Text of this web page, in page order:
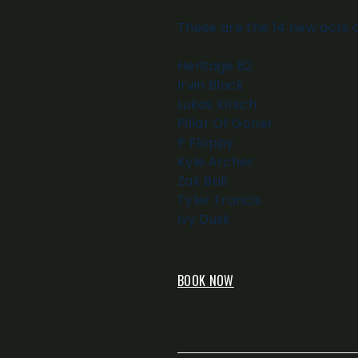
These are the 14 new acts
Heritage 82
Irvin Black
Lukas Kirsch
Pillar Of Goner
P Floppy
Kyle Archer
Zak Ball
Tyler Francis
Ivy Dusk
BOOK NOW